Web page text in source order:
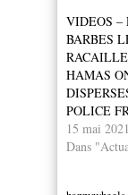
VIDEOS –
BARBES
HAMAS
POLICE
15 mai 2021
Dans